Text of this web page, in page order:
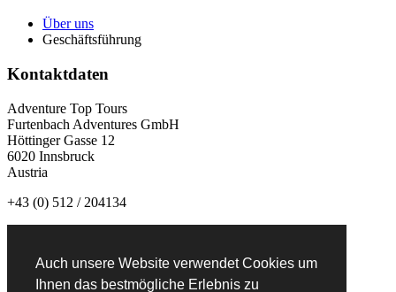
Auch unsere Website verwendet Cookies um
Ihnen das bestmögliche Erlebnis zu
Über uns
Geschäftsführung
Kontaktdaten
Adventure Top Tours
Furtenbach Adventures GmbH
Höttinger Gasse 12
6020 Innsbruck
Austria
+43 (0) 512 / 204134
Newsletteranmeldung: